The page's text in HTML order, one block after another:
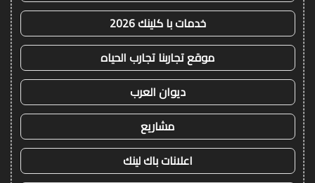
خدمات با كلينك 2026
موقع تجاربنا تجارب الحياه
ديوان العرب
مشاريع
اعلانات باك لينك